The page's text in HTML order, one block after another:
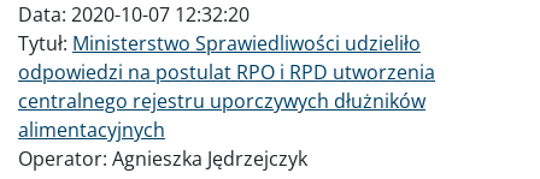
Data: 2020-10-07 12:32:20
Tytuł: Ministerstwo Sprawiedliwości udzieliło
odpowiedzi na postulat RPO i RPD utworzenia
centralnego rejestru uporczywych dłużników
alimentacyjnych
Operator: Agnieszka Jędrzejczyk